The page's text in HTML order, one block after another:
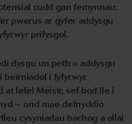
cudd gan femynnau:
pwerus ar gyfer addysgu
prifysgol.
dysgu un peth o addysgu
beirniadol i fyfyrwyr
at lefel Meistr, sef bod lle i
– ond mae defnyddio
cysyniadau bachog a allai